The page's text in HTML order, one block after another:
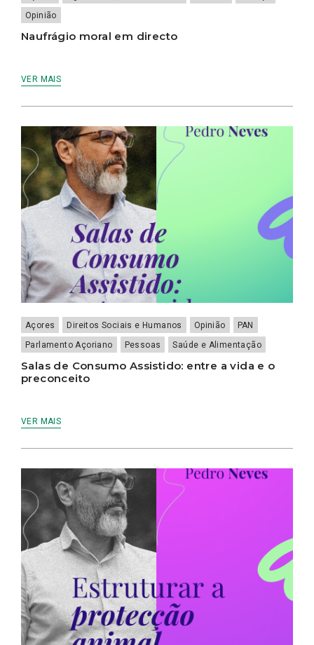
Opinião
Naufrágio moral em directo
VER MAIS
Açores Direitos Sociais e Humanos Opinião
PAN
Parlamento Açoriano
Pessoas Saúde e Alimentação
Salas de Consumo Assistido: entre a vida e o
preconceito
VER MAIS